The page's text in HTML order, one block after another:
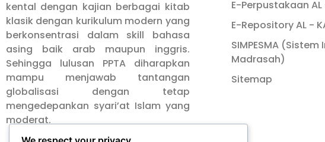
kental dengan kajian berbagai kitab
klasik dengan kurikulum modern yang
berkonsentrasi dalam skill bahasa
asing baik arab maupun inggris.
Sehingga lulusan PPTA diharapkan
mampu menjawab tantangan
globalisasi dengan tetap
mengedepankan syari’at Islam yang
moderat.
E-Perpustakaan AL
E-Repository AL -
SIMPESMA
Madrasah)
Sitemap